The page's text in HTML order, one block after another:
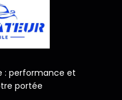
: performance et
portée